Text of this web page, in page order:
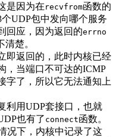
是因为在 recvfrom函数的
UDP包中发向哪个服务
回应，因为返回的errno
楚。
即返回的，此时内核已经
，当端口不可达的ICMP
字了，所以它无法通知上
利用UDP套接口，也就
也有了 connect函数。
况下，内核中记录了这